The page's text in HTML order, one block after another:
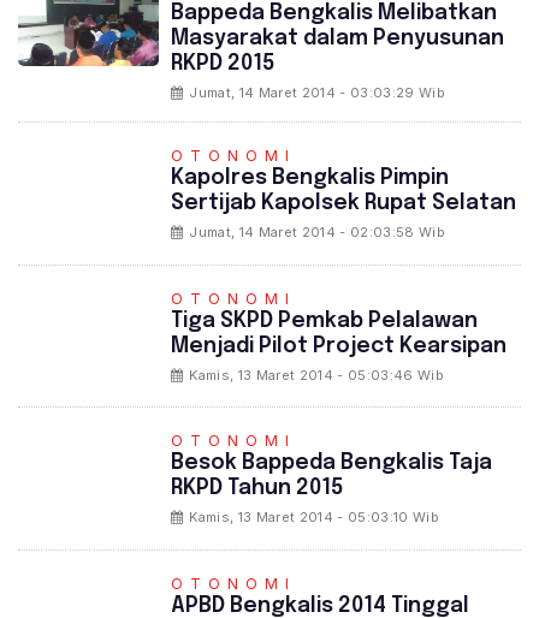
Bappeda Bengkalis Melibatkan
Masyarakat dalam Penyusunan
RKPD 2015
Jumat, 14 Maret 2014 - 03:03:29 Wib
OTONOMI
Kapolres Bengkalis Pimpin
Sertijab Kapolsek Rupat Selatan
Jumat, 14 Maret 2014 - 02:03:58 Wib
OTONOMI
Tiga SKPD Pemkab Pelalawan
Menjadi Pilot Project Kearsipan
Kamis, 13 Maret 2014 - 05:03:46 Wib
OTONOMI
Besok Bappeda Bengkalis Taja
RKPD Tahun 2015
Kamis, 13 Maret 2014 - 05:03:10 Wib
OTONOMI
APBD Bengkalis 2014 Tinggal